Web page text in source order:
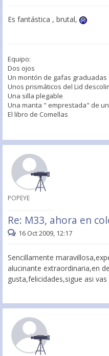
Es fantástica , brutal,
Equipo:
Dos ojos
Un montón de gafas graduadas
Unos prismáticos del Lid
Una silla plegable
Una manta " emprestada" de
El libro de Comellas
POPEYE
Re: M33, ahora en
16 Oct 2009, 12:17
Sencillamente
alucinante extraordinaria,en
gusta,felicidades,sigue asi